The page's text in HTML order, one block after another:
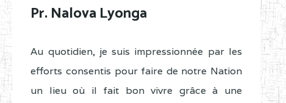
Pr. Nalova Lyonga
Au quotidien, je suis impressionnée par les
efforts consentis pour faire de notre Nation
un lieu où il fait bon vivre grâce à une